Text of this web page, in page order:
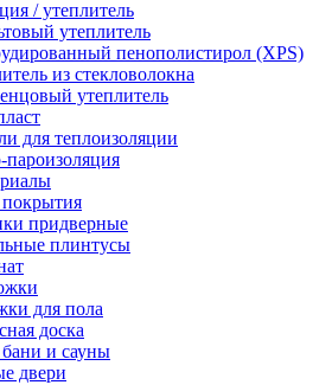
/ утеплитель
утеплитель
пенополистирол (XPS)
из стекловолокна
утеплитель
для теплоизоляции
пароизоляция
придверные
плинтусы
для пола
доска
и сауны
двери